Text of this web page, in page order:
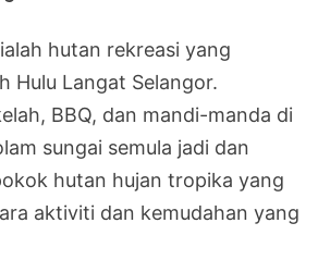
hutan rekreasi yang
Hulu Langat Selangor.
BBQ, dan mandi-manda di
sungai semula jadi dan
hutan hujan tropika yang
aktiviti dan kemudahan yang